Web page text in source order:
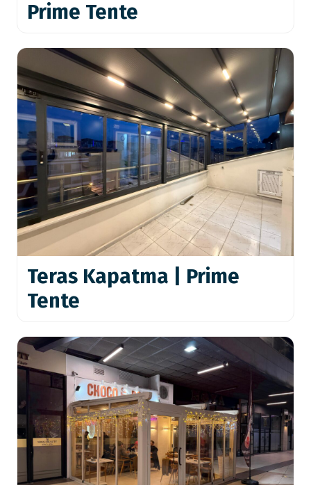
Prime Tente
Teras Kapatma | Prime
Tente